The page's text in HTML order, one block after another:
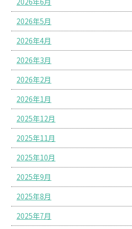
2026年5月
2026年4月
2026年3月
2026年2月
2026年1月
2025年12月
2025年11月
2025年10月
2025年9月
2025年8月
2025年7月